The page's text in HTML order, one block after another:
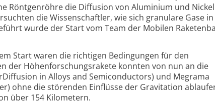
Röntgen­röhre die Diffusion von Alumi­nium und
die Wissen­schaftler, wie sich granulare Gase
wurde der Start vom Team der Mobilen
Start waren die richtigen Bedingungen für den
der Höhenforschungsrakete konnten von nun an die
in Alloys and Semiconductors) und Megrama
ohne die störenden Einflüsse der Gravitation
über 154 Kilometern.